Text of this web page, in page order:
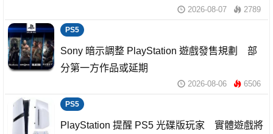
2026-08-07 2789
PS5
Sony 暗示調整 PlayStation 遊戲發售規劃 部
分第一方作品或延期
2026-08-06 6506
PS5
PlayStation 提醒 PS5 光碟版玩家 實體遊戲將